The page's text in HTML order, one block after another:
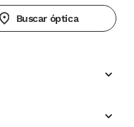
Buscar óptica